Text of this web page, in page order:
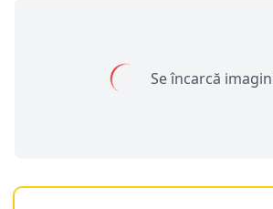
Se încarcă